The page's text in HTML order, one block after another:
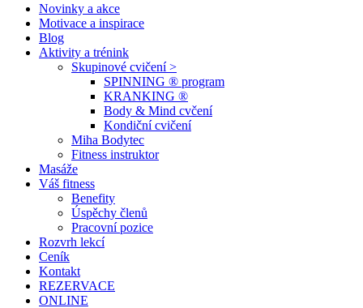
Novinky a akce
Motivace a inspirace
Blog
Aktivity a trénink
Skupinové cvičení >
SPINNING ® program
KRANKING ®
Body & Mind cvčení
Kondiční cvičení
Miha Bodytec
Fitness instruktor
Masáže
Váš fitness
Benefity
Úspěchy členů
Pracovní pozice
Rozvrh lekcí
Ceník
Kontakt
REZERVACE
ONLINE